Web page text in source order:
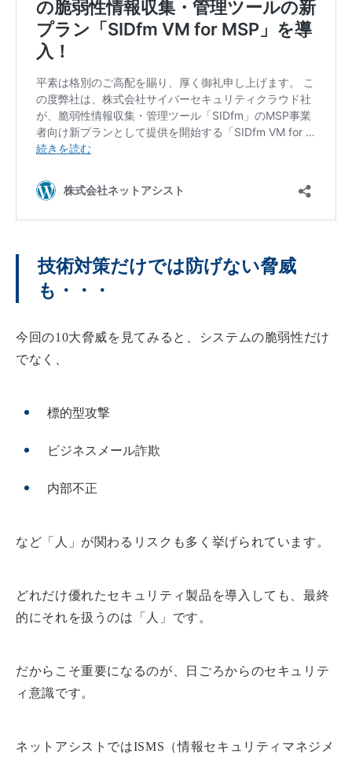
技術対策だけでは防げない脅威
も・・・
今回の10大脅威を見てみると、システムの脆弱性だけ
でなく、
標的型攻撃
ビジネスメール詐欺
内部不正
など「人」が関わるリスクも多く挙げられています。
どれだけ優れたセキュリティ製品を導入しても、最終
的にそれを扱うのは「人」です。
だからこそ重要になるのが、日ごろからのセキュリテ
ィ意識です。
ネットアシストではISMS（情報セキュリティマネジメ